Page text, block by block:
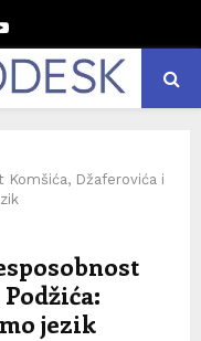
Youtube
Komšića, Džaferovića i
jezik